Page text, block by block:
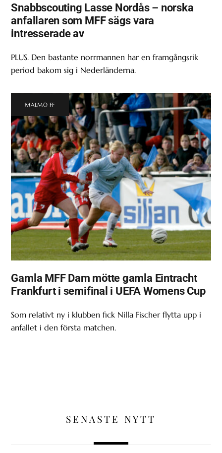
Snabbscouting Lasse Nordås – norska
anfallaren som MFF sägs vara
intresserade av
PLUS. Den bastante norrmannen har en framgångsrik
period bakom sig i Nederländerna.
MALMÖ FF
Gamla MFF Dam mötte gamla Eintracht
Frankfurt i semifinal i UEFA Womens Cup
Som relativt ny i klubben fick Nilla Fischer flytta upp i
anfallet i den första matchen.
SENASTE NYTT